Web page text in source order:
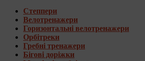
Степпери
Велотренажери
Горизонтальні велотренажери
Орбітреки
Гребні тренажери
Бігові доріжки